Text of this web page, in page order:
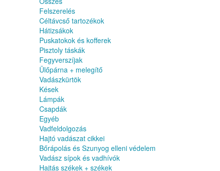
Felszerelés
Céltávcső tartozékok
Hátizsákok
Puskatokok és kofferek
Pisztoly táskák
Fegyverszíjak
Ülőpárna + melegítő
Vadászkürtök
Kések
Lámpák
Csapdák
Egyéb
Vadfeldolgozás
Hajtó vadászat cikkei
Bőrápolás és Szunyog elleni védelem
Vadász sípok és vadhívók
Hajtás székek + székek